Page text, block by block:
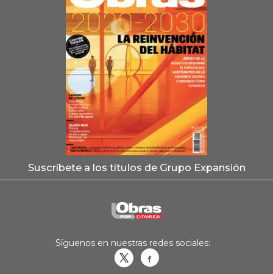
Suscríbete a los títulos de Grupo Expansión
Síguenos en nuestras redes sociales: